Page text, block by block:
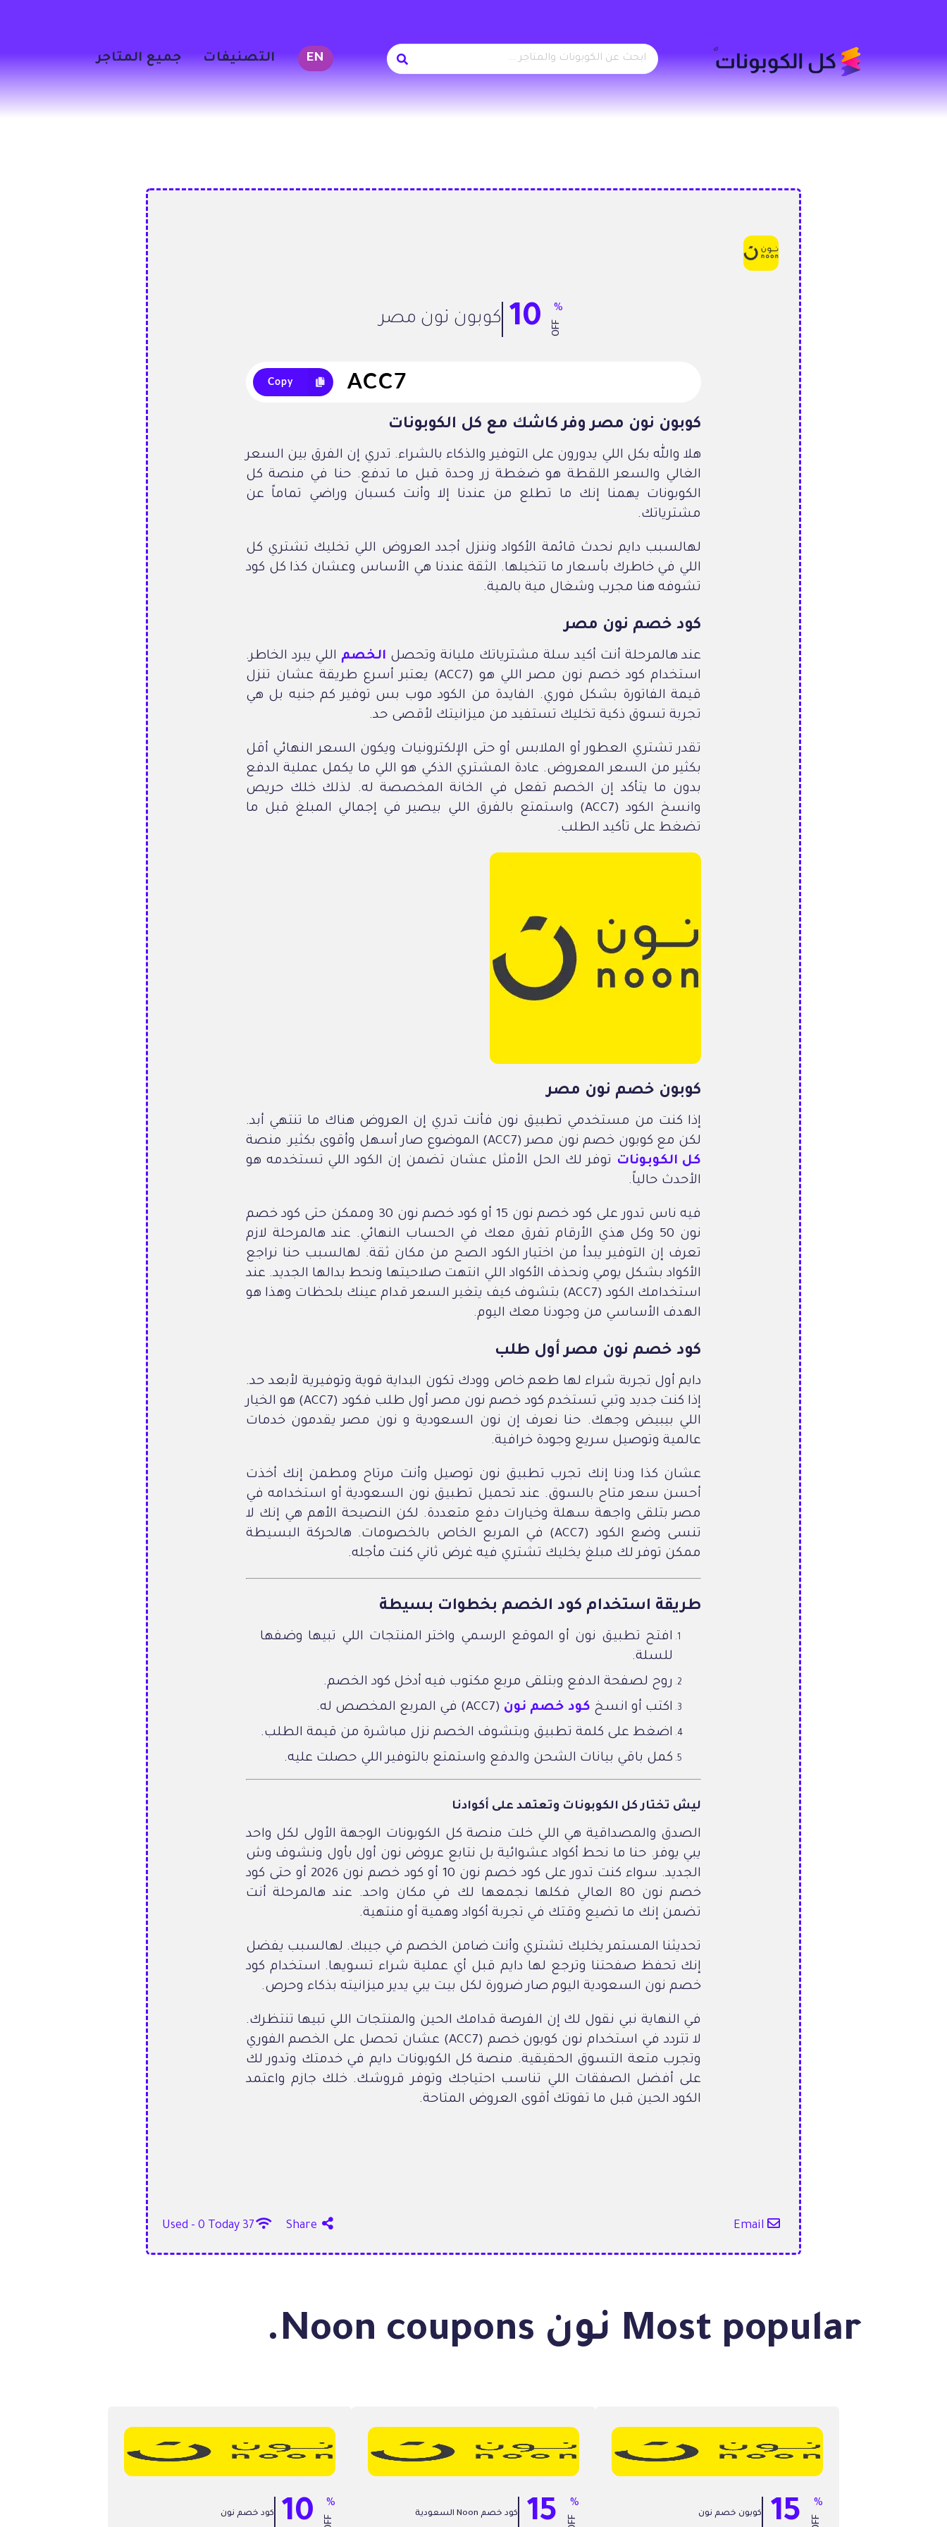
Skip
to
جميع المتاجر التصنيفات
10 %
OFF كوبون نون مصر
Copy
كوبون نون مصر وفر كاشك مع كل الكوبونات
هلا والله بكل اللي يدورون على التوفير والذكاء بالشراء. تدري إن الفرق بين السعر
الغالي والسعر اللقطة هو ضغطة زر وحدة قبل ما تدفع. حنا في منصة كل
الكوبونات يهمنا إنك ما تطلع من عندنا إلا وأنت كسبان وراضي تماماً عن
مشترياتك.
لهالسبب دايم نحدث قائمة الأكواد وننزل أجدد العروض اللي تخليك تشتري كل
اللي في خاطرك بأسعار ما تتخيلها. الثقة عندنا هي الأساس وعشان كذا كل كود
تشوفه هنا مجرب وشغال مية بالمية.
كود خصم نون مصر
عند هالمرحلة أنت أكيد سلة مشترياتك مليانة وتحصل الخصم اللي يبرد الخاطر.
استخدام كود خصم نون مصر اللي هو (ACC7) يعتبر أسرع طريقة عشان تنزل
قيمة الفاتورة بشكل فوري. الفايدة من الكود موب بس توفير كم جنيه بل هي
تجربة تسوق ذكية تخليك تستفيد من ميزانيتك لأقصى حد.
تقدر تشتري العطور أو الملابس أو حتى الإلكترونيات ويكون السعر النهائي أقل
بكثير من السعر المعروض. عادة المشتري الذكي هو اللي ما يكمل عملية الدفع
بدون ما يتأكد إن الخصم تفعل في الخانة المخصصة له. لذلك خلك حريص
وانسخ الكود (ACC7) واستمتع بالفرق اللي بيصير في إجمالي المبلغ قبل ما
تضغط على تأكيد الطلب.
كوبون خصم نون مصر
إذا كنت من مستخدمي تطبيق نون فأنت تدري إن العروض هناك ما تنتهي أبد.
لكن مع كوبون خصم نون مصر (ACC7) الموضوع صار أسهل وأقوى بكثير. منصة
كل الكوبونات توفر لك الحل الأمثل عشان تضمن إن الكود اللي تستخدمه هو
الأحدث حالياً.
فيه ناس تدور على كود خصم نون 15 أو كود خصم نون 30 وممكن حتى كود خصم
نون 50 وكل هذي الأرقام تفرق معك في الحساب النهائي. عند هالمرحلة لازم
تعرف إن التوفير يبدأ من اختيار الكود الصح من مكان ثقة. لهالسبب حنا نراجع
الأكواد بشكل يومي ونحذف الأكواد اللي انتهت صلاحيتها ونحط بدالها الجديد. عند
استخدامك الكود (ACC7) بتشوف كيف يتغير السعر قدام عينك بلحظات وهذا هو
الهدف الأساسي من وجودنا معك اليوم.
كود خصم نون مصر أول طلب
دايم أول تجربة شراء لها طعم خاص وودك تكون البداية قوية وتوفيرية لأبعد حد.
إذا كنت جديد وتبي تستخدم كود خصم نون مصر أول طلب فكود (ACC7) هو الخيار
اللي بيبيض وجهك. حنا نعرف إن نون السعودية و نون مصر يقدمون خدمات
عالمية وتوصيل سريع وجودة خرافية.
عشان كذا ودنا إنك تجرب تطبيق نون توصيل وأنت مرتاح ومطمن إنك أخذت
أحسن سعر متاح بالسوق. عند تحميل تطبيق نون السعودية أو استخدامه في
مصر بتلقى واجهة سهلة وخيارات دفع متعددة. لكن النصيحة الأهم هي إنك لا
تنسى وضع الكود (ACC7) في المربع الخاص بالخصومات. هالحركة البسيطة
ممكن توفر لك مبلغ يخليك تشتري فيه غرض ثاني كنت مأجله.
طريقة استخدام كود الخصم بخطوات بسيطة
افتح تطبيق نون أو الموقع الرسمي واختر المنتجات اللي تبيها وضفها
للسلة.
روح لصفحة الدفع وبتلقى مربع مكتوب فيه أدخل كود الخصم.
اكتب أو انسخ كود خصم نون (ACC7) في المربع المخصص له.
اضغط على كلمة تطبيق وبتشوف الخصم نزل مباشرة من قيمة الطلب.
كمل باقي بيانات الشحن والدفع واستمتع بالتوفير اللي حصلت عليه.
ليش تختار كل الكوبونات وتعتمد على أكوادنا
الصدق والمصداقية هي اللي خلت منصة كل الكوبونات الوجهة الأولى لكل واحد
يبي يوفر. حنا ما نحط أكواد عشوائية بل نتابع عروض نون أول بأول ونشوف وش
الجديد. سواء كنت تدور على كود خصم نون 10 أو كود خصم نون 2026 أو حتى كود
خصم نون 80 العالي فكلها نجمعها لك في مكان واحد. عند هالمرحلة أنت
تضمن إنك ما تضيع وقتك في تجربة أكواد وهمية أو منتهية.
تحديثنا المستمر يخليك تشتري وأنت ضامن الخصم في جيبك. لهالسبب يفضل
إنك تحفظ صفحتنا وترجع لها دايم قبل أي عملية شراء تسويها. استخدام كود
خصم نون السعودية اليوم صار ضرورة لكل بيت يبي يدير ميزانيته بذكاء وحرص.
في النهاية نبي نقول لك إن الفرصة قدامك الحين والمنتجات اللي تبيها تنتظرك.
لا تتردد في استخدام نون كوبون خصم (ACC7) عشان تحصل على الخصم الفوري
وتجرب متعة التسوق الحقيقية. منصة كل الكوبونات دايم في خدمتك وتدور لك
على أفضل الصفقات اللي تناسب احتياجك وتوفر قروشك. خلك جازم واعتمد
الكود الحين قبل ما تفوتك أقوى العروض المتاحة.
37 Used - 0 Today
Most popular نون Noon coupons.
15 %
OFF كوبون خصم نون 15 %
OFF كود خصم Noon السعودية 10 %
OFF كود خصم نون